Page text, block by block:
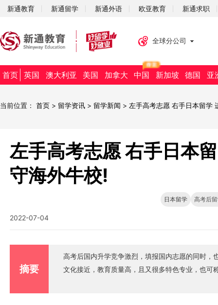
新通教育 新通留学 新通外语 欧亚教育 新通求职
全球分公司
首页 英国 澳大利亚 美国 加拿大 中国 新加坡 德国 亚
当前位置： 首页 > 留学资讯 > 留学新闻 > 左手高考志愿 右手日本留学
左手高考志愿 右手日本
守海外牛校!
日本留学 高考后
2022-07-04
摘要
高考后国内升学竞争激烈，填报国内志愿的同时
文化接近，教育质量高，且又很多特色专业，也可